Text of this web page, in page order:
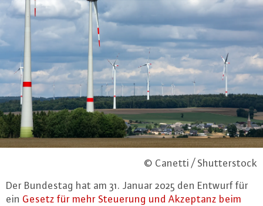
© Canetti / Shutterstock
Der Bundestag hat am 31. Januar 2025 den Entwurf für
ein Gesetz für mehr Steuerung und Akzeptanz beim